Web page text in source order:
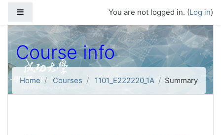
You are not logged in. (Log in)
Course info
Home Courses 1101_E222220_1A Summary